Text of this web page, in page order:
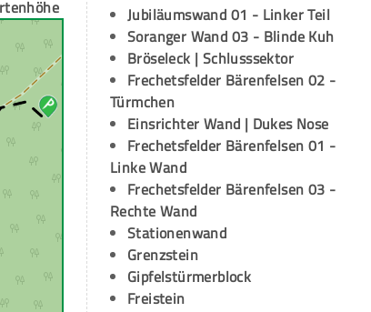
Jubiläumswand 01 - Linker Teil
Soranger Wand 03 - Blinde Kuh
Bröseleck | Schlusssektor
Frechetsfelder Bärenfelsen 02 -
Türmchen
Einsrichter Wand | Dukes Nose
Frechetsfelder Bärenfelsen 01 -
Linke Wand
Frechetsfelder Bärenfelsen 03 -
Rechte Wand
Stationenwand
Grenzstein
Gipfelstürmerblock
Freistein